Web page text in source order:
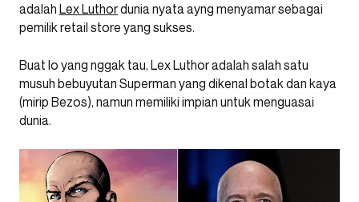
adalah Lex Luthordunia nyata ayng menyamar sebagai
pemilik retail store yang sukses.
Buat lo yang nggak tau, Lex Luthor adalah salah satu
musuh bebuyutan Superman yang dikenal botak dan kaya
(mirip Bezos), namun memiliki impian untuk menguasai
dunia.